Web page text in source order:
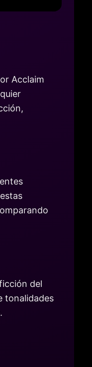
Acclaim
del
tonalidades